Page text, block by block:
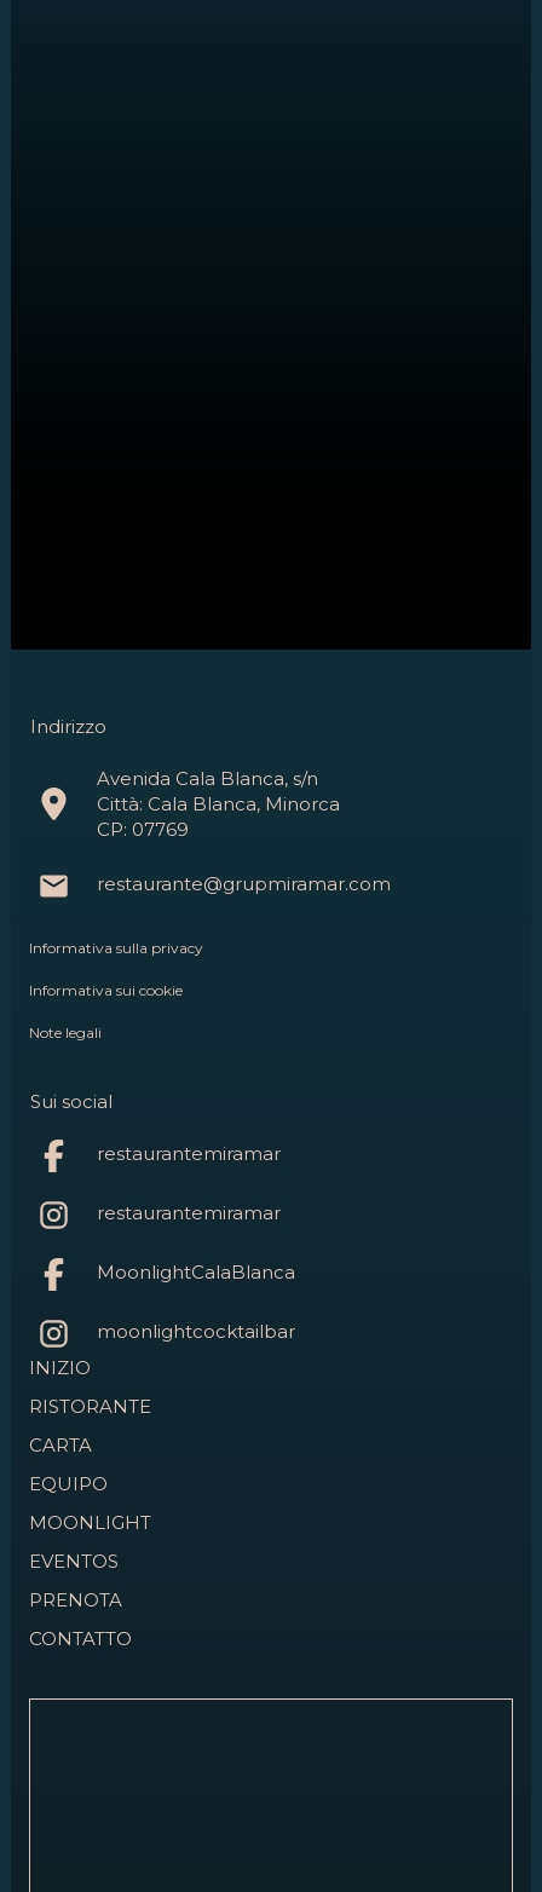
Indirizzo
Avenida Cala Blanca, s/n
Città: Cala Blanca, Minorca
CP: 07769
restaurante@grupmiramar.com
Informativa sulla privacy
Informativa sui cookie
Note legali
Sui social
restaurantemiramar
restaurantemiramar
MoonlightCalaBlanca
moonlightcocktailbar
INIZIO
RISTORANTE
CARTA
EQUIPO
MOONLIGHT
EVENTOS
PRENOTA
CONTATTO